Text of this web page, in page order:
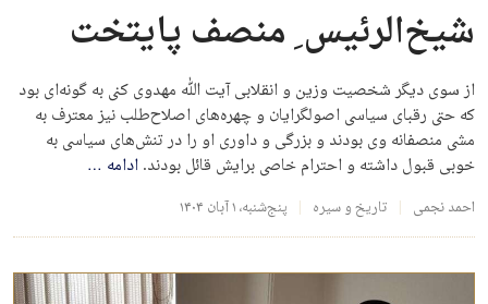
شیخ‌الرئیس ِ منصف پایتخت
از سوی دیگر شخصیت وزین و انقلابی آیت الله مهدوی کنی به گونه‌ای بود
که حتی رقبای سیاسی اصولگرایان و چهره‌های اصلاح‌طلب نیز معترف به
مشی منصفانه وی بودند و بزرگی و داوری او را در تنش‌های سیاسی به
خوبی قبول داشته و احترام خاصی برایش قائل بودند.ادامه …
احمد نجمی تاریخ و سیره پنج‌شنبه، ۱ آبان ۱۴۰۴